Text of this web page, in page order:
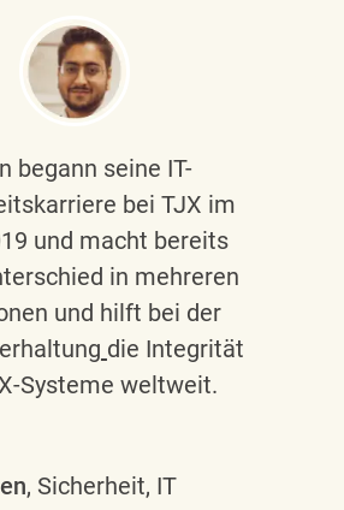
begann seine IT-
bei TJX im
und macht bereits
in mehreren
und hilft bei der
die Integrität
Systeme weltweit.
, Sicherheit, IT